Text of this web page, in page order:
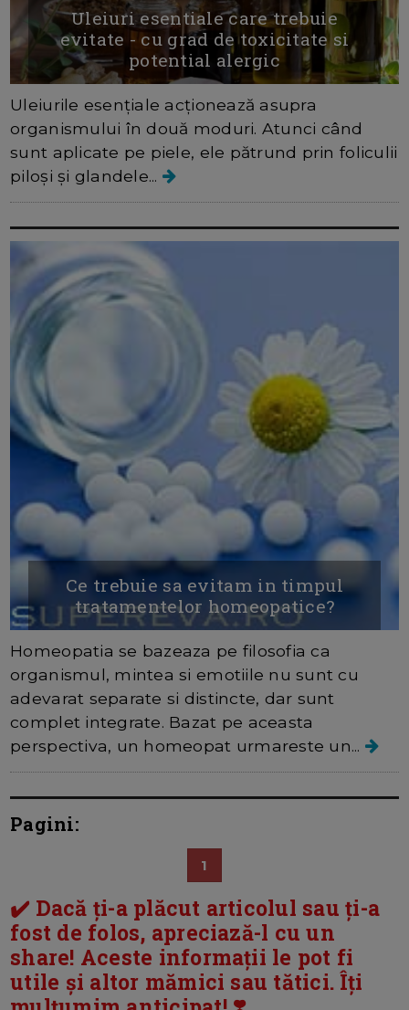
Uleiuri esentiale care trebuie
evitate - cu grad de toxicitate si
potential alergic
Uleiurile esențiale acționează asupra
organismului în două moduri. Atunci când
sunt aplicate pe piele, ele pătrund prin foliculii
piloși și glandele...
Ce trebuie sa evitam in timpul
tratamentelor homeopatice?
Homeopatia se bazeaza pe filosofia ca
organismul, mintea si emotiile nu sunt cu
adevarat separate si distincte, dar sunt
complet integrate. Bazat pe aceasta
perspectiva, un homeopat urmareste un...
Pagini:
1
✔️ Dacă ți-a plăcut articolul sau ți-a
fost de folos, apreciază-l cu un
share! Aceste informații le pot fi
utile și altor mămici sau tătici. Îți